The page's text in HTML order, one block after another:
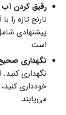
رقیق کردن آب
نارنج تازه
پیشنهادی
است.
نگهداری
نگهداری
خودداری
می‌یابند.